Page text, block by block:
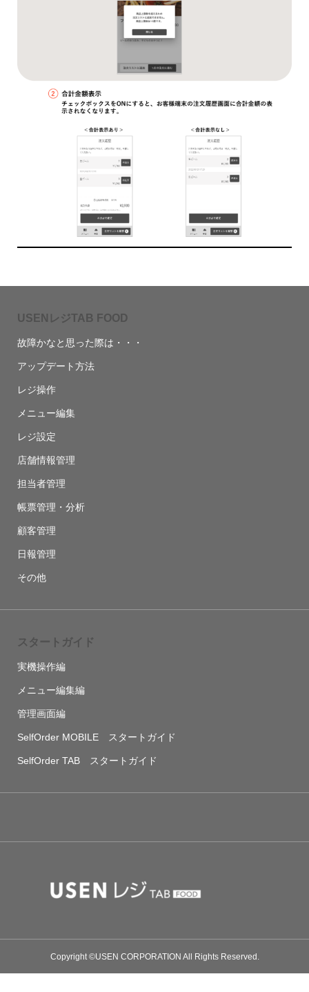
USENレジTAB FOOD
故障かなと思った際は・・・
アップデート方法
レジ操作
メニュー編集
レジ設定
店舗情報管理
担当者管理
帳票管理・分析
顧客管理
日報管理
その他
スタートガイド
実機操作編
メニュー編集編
管理画面編
SelfOrder MOBILE スタートガイド
SelfOrder TAB スタートガイド
Copyright ©USEN CORPORATION All Rights Reserved.